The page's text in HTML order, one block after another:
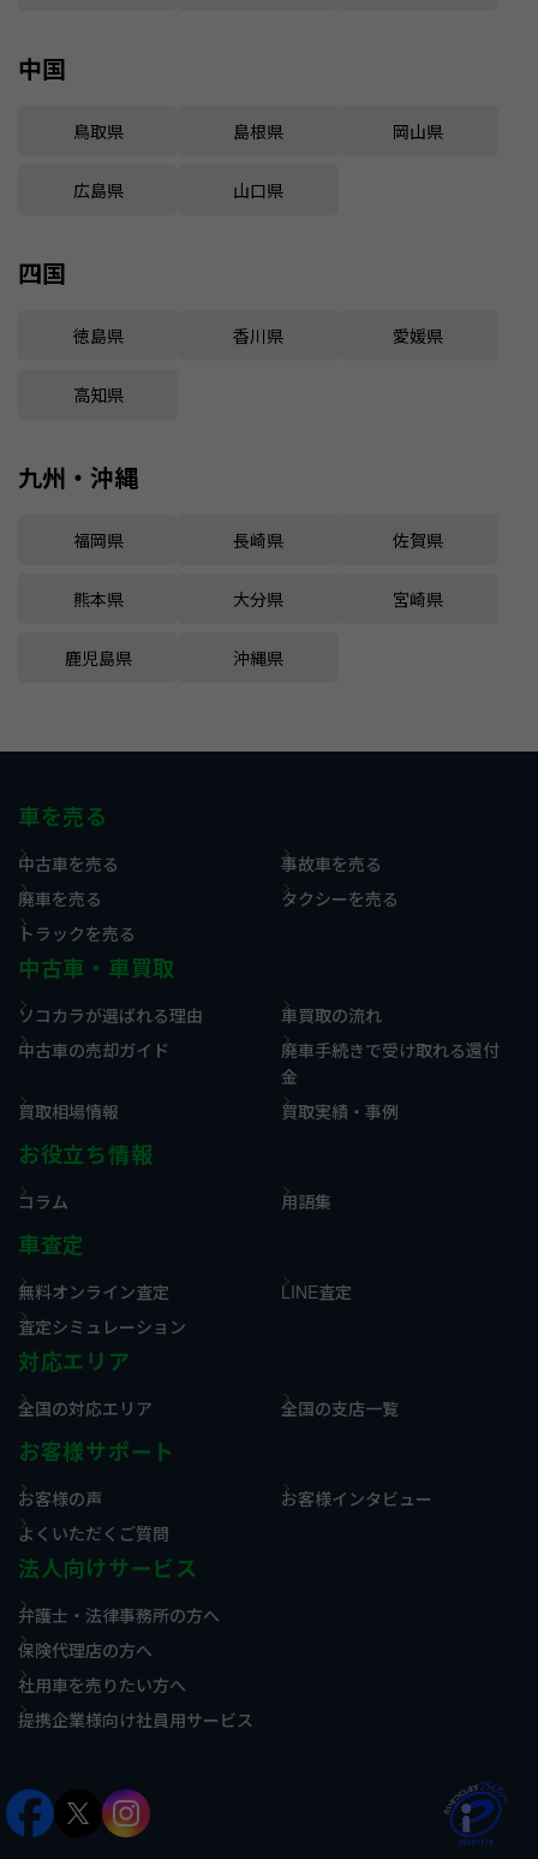
中国
鳥取県 島根県 岡山県
広島県 山口県
四国
徳島県 香川県 愛媛県
高知県
九州・沖縄
福岡県 長崎県 佐賀県
熊本県 大分県 宮崎県
鹿児島県 沖縄県
車を売る
中古車を売る
事故車を売る
廃車を売る
タクシーを売る
トラックを売る
中古車・車買取
ソコカラが選ばれる理由
車買取の流れ
中古車の売却ガイド
廃車手続きで受け取れる還付
金
買取相場情報
買取実績・事例
お役立ち情報
コラム 用語集
車査定
無料オンライン査定
LINE査定
査定シミュレーション
対応エリア
全国の対応エリア 全国の支店一覧
お客様サポート
お客様の声
お客様インタビュー
よくいただくご質問
法人向けサービス
弁護士・法律事務所の方へ
保険代理店の方へ
社用車を売りたい方へ
提携企業様向け社員用サービス